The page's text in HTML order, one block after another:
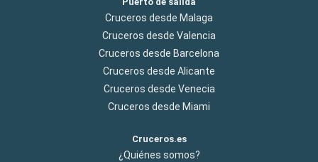
Cruceros desde Malaga
Cruceros desde Valencia
Cruceros desde Barcelona
Cruceros desde Alicante
Cruceros desde Venecia
Cruceros desde Miami
Cruceros.es
¿Quiénes somos?